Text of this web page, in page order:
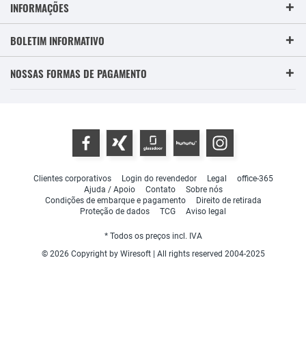
INFORMAÇÕES
BOLETIM INFORMATIVO
NOSSAS FORMAS DE PAGAMENTO
Clientes corporativos Login do revendedor Legal
office-365
Ajuda / Apoio
Contato
Sobre nós
Condições de embarque e pagamento
Direito de retirada
Proteção de dados
TCG Aviso legal
* Todos os preços incl. IVA
© 2026 Copyright by Wiresoft | All rights reserved 2004-2025